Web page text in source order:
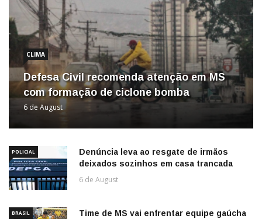
CLIMA
Defesa Civil recomenda atenção em MS
com formação de ciclone bomba
6 de August
POLICIAL
Denúncia leva ao resgate de irmãos
deixados sozinhos em casa trancada
6 de August
BRASIL
Time de MS vai enfrentar equipe gaúcha